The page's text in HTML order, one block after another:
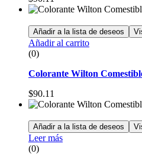
Añadir a la lista de deseos
Añadir al carrito
(0)
Colorante Wilton
$90.11
Añadir a la lista de deseos
Leer más
(0)